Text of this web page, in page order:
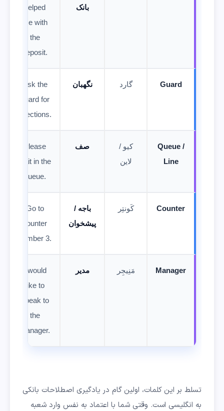
بانک
helped
me with
the
deposit.
Guard گارد نگهبان
Ask the
guard for
directions.
Queue /
Line
کیو /
لاین
صف
Please
wait in the
queue.
Counter کَونتِر
باجه /
پیشخوان
Go to
counter
number 3.
Manager مَنِیجِر مدیر
I would
like to
speak to
the
manager.
تسلط بر این کلمات، اولین گام در یادگیری اصطلاحات بانکی
به انگلیسی است. وقتی شما با اعتماد به نفس وارد شعبه